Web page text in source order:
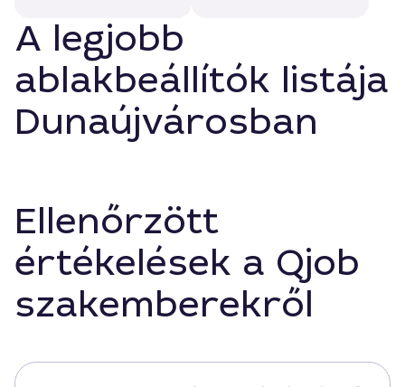
A legjobb
ablakbeállítók listája
Dunaújvárosban
Ellenőrzött
értékelések a Qjob
szakemberekről